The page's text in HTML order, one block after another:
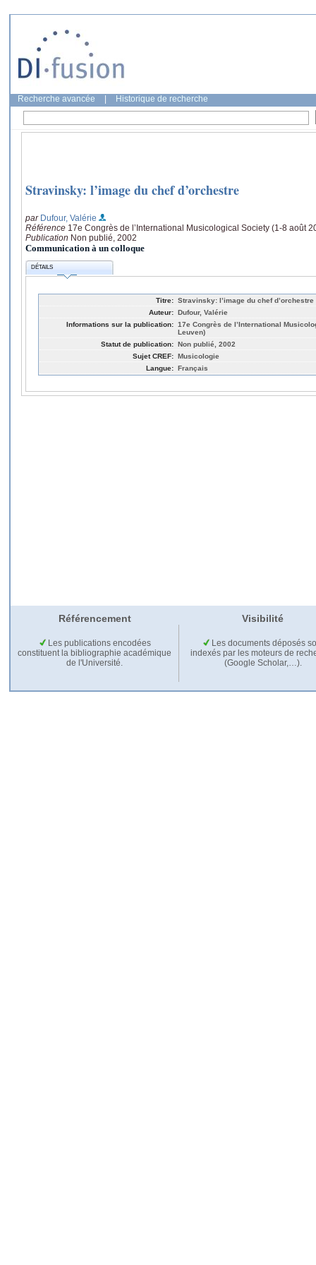
Recherche avancée Historique de recherche
Stravinsky: l’image du chef d’orchestre
par Dufour, Valérie
Référence 17e Congrès de l’International Musicological Society (1-8 août
Publication Non publié, 2002
Communication à un colloque
DÉTAILS
Titre: Stravinsky: l’image du chef d’orchestre
Auteur: Dufour, Valérie
Informations sur la publication: 17e Congrès de l’International
Leuven)
Statut de publication: Non publié, 2002
Sujet CREF: Musicologie
Langue: Français
Référencement Visibilité
Les publications encodées
constituent la bibliographie académique
de l'Université.
Les documents déposés
indexés par les moteurs de
(Google Scholar,…).